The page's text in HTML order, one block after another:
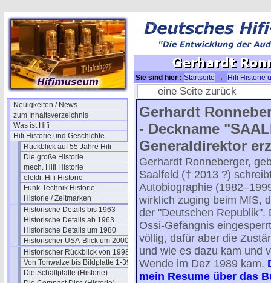
Neuigkeiten / News
zum Inhaltsverzeichnis
Was ist Hifi
Hifi Historie und Geschichte
Rückblick auf 55 Jahre Hifi
Die große Historie
mech. Hifi Historie
elektr. Hifi Historie
Funk-Technik Historie
Historie / Zeitmarken
Historische Details bis 1963
Historische Details ab 1963
Historische Details um 1980
Historischer USA-Blick um 2000
Historischer Rückblick von 1998
Von Tonwalze bis Bildplatte 1-39
Die Schallplatte (Historie)
Sie sind hier : Startseite →
Hifi Historie
Ronneberger→ Gerhardt Ronneberger-
eine Seite zurück
Gerhardt
- Deckname
Generaldirektor
Gerhardt Ronneberger,
Saalfeld († 2013 ?)
Autobiographie
wirklich zuging beim MfS,
der "Deutschen Republik".
Ossi-Gefängnis
völlig, dafür aber die
und wie es dazu kam und
Wende im Dez 1989 kam.
mein Resume über das